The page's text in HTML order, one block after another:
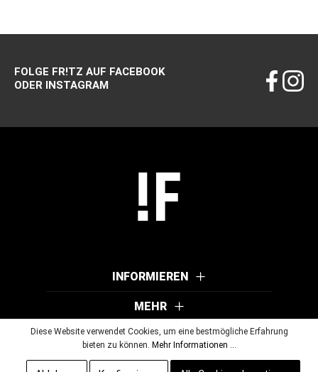
FOLGE FR!TZ AUF FACEBOOK
ODER INSTAGRAM
INFORMIEREN
MEHR
Diese Website verwendet Cookies, um eine bestmögliche Erfahrung
bieten zu können. Mehr Informationen ...